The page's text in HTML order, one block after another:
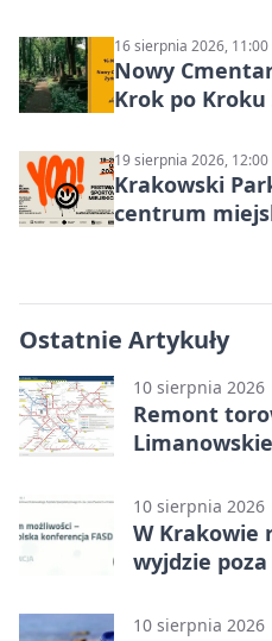
16 sierpnia 2026, 11:00
Nowy
Krok po
19 sierpnia 2026, 12:00
Krakowski
centrum
Ostatnie Artykuły
10 sierpnia 2026
Remont
10 sierpnia 2026
W Krakowie
wyjdzie poza
10 sierpnia 2026